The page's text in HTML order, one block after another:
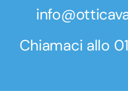
Chiamaci allo